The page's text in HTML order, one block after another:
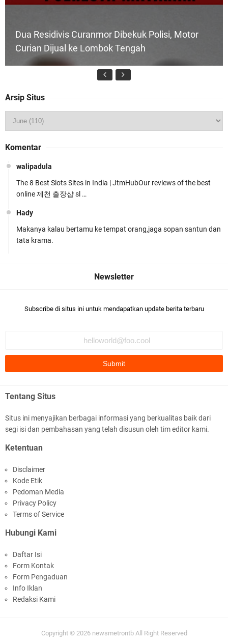
Dua Residivis Curanmor Dibekuk Polisi, Motor
Curian Dijual ke Lombok Tengah
Curanmor Bersana BB
Polsek Gunungsari Kawal keamanan Acara
Samapta Polresta Mataram Patroli di Wilayah
Ampenan
Polsek Narmada Siap Jaga Kondusivitas
Arsip Situs
Komentar
walipadula
The 8 Best Slots Sites in India | JtmHubOur reviews of the best
online 제천 출장샵 sl …
Hady
Makanya kalau bertamu ke tempat orang,jaga sopan santun dan
tata krama.
Subscribe di situs ini untuk mendapatkan update berita terbaru
Tentang Situs
Situs ini menyajikan berbagai informasi yang berkualitas baik dari
segi isi dan pembahasan yang telah disusun oleh tim editor kami.
Ketentuan
Disclaimer
Kode Etik
Pedoman Media
Privacy Policy
Terms of Service
Hubungi Kami
Daftar Isi
Form Kontak
Form Pengaduan
Info Iklan
Redaksi Kami
Copyright © 2026 newsmetrontbAll Right Reserved